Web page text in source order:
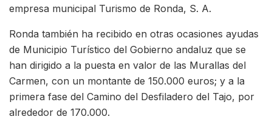
empresa municipal Turismo de Ronda, S. A.
Ronda también ha recibido en otras ocasiones ayudas
de Municipio Turístico del Gobierno andaluz que se
han dirigido a la puesta en valor de las Murallas del
Carmen, con un montante de 150.000 euros; y a la
primera fase del Camino del Desfiladero del Tajo, por
alrededor de 170.000.